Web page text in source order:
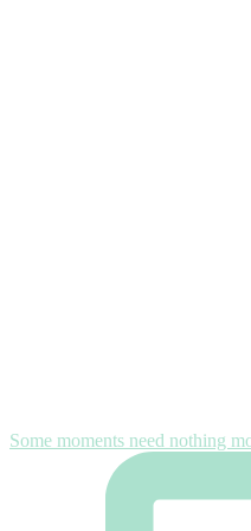
Some moments need nothing